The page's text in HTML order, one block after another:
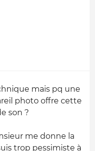
mais pq une
photo offre cette
son ?
me donne la
trop pessimiste à